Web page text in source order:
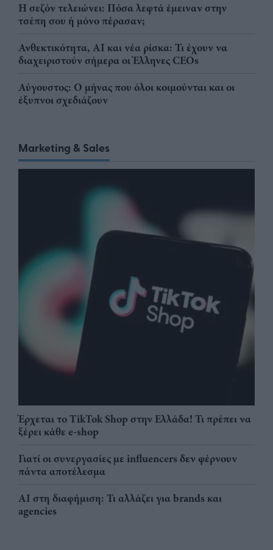
Η σεζόν τελειώνει: Πόσα λεφτά έμειναν στην
τσέπη σου ή μόνο πέρασαν;
Ανθεκτικότητα, AI και νέα ρίσκα: Τι έχουν να
διαχειριστούν σήμερα οι Έλληνες CEOs
Αύγουστος: Ο μήνας που όλοι κοιμούνται και οι
έξυπνοι σχεδιάζουν
Marketing & Sales
Έρχεται το TikTok Shop στην Ελλάδα! Τι πρέπει να
ξέρει κάθε e-shop
Γιατί οι συνεργασίες με influencers δεν φέρνουν
πάντα αποτέλεσμα
AI στη διαφήμιση: Τι αλλάζει για brands και
agencies